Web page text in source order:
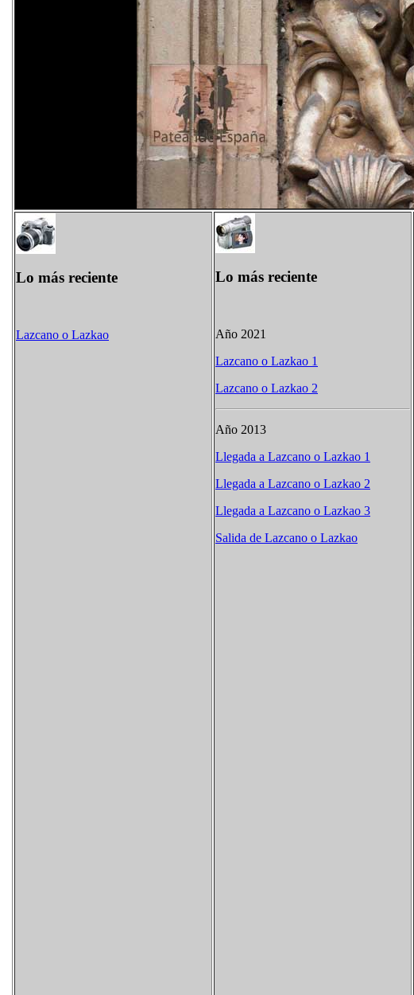
Lo más reciente
Lazcano o Lazkao
Lo más reciente
Año 2021
Lazcano o Lazkao 1
Lazcano o Lazkao 2
Año 2013
Llegada a Lazcano o Lazkao 1
Llegada a Lazcano o Lazkao 2
Llegada a Lazcano o Lazkao 3
Salida de Lazcano o Lazkao